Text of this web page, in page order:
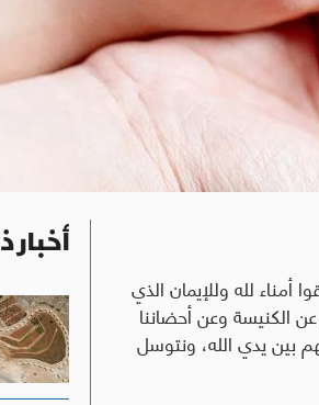
أمناء لله وللإيمان الذي
الكنيسة وعن أحضاننا
بين يدي الله، ونتوسل